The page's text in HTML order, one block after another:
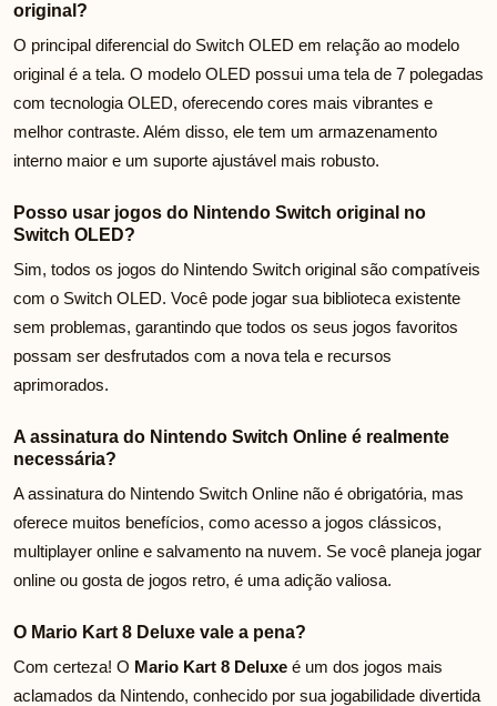
original?
O principal diferencial do Switch OLED em relação ao modelo
original é a tela. O modelo OLED possui uma tela de 7 polegadas
com tecnologia OLED, oferecendo cores mais vibrantes e
melhor contraste. Além disso, ele tem um armazenamento
interno maior e um suporte ajustável mais robusto.
Posso usar jogos do Nintendo Switch original no
Switch OLED?
Sim, todos os jogos do Nintendo Switch original são compatíveis
com o Switch OLED. Você pode jogar sua biblioteca existente
sem problemas, garantindo que todos os seus jogos favoritos
possam ser desfrutados com a nova tela e recursos
aprimorados.
A assinatura do Nintendo Switch Online é realmente
necessária?
A assinatura do Nintendo Switch Online não é obrigatória, mas
oferece muitos benefícios, como acesso a jogos clássicos,
multiplayer online e salvamento na nuvem. Se você planeja jogar
online ou gosta de jogos retro, é uma adição valiosa.
O Mario Kart 8 Deluxe vale a pena?
Com certeza! O Mario Kart 8 Deluxe é um dos jogos mais
aclamados da Nintendo, conhecido por sua jogabilidade divertida